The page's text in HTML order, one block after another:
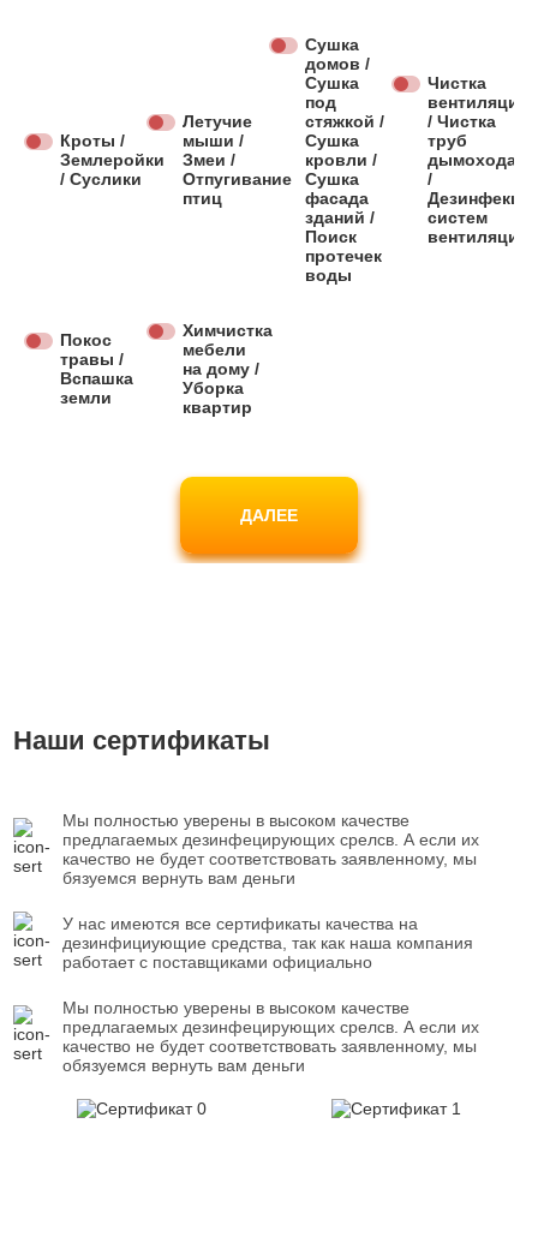
Кроты /
Землеройки
/ Суслики
Летучие
мыши /
Змеи /
Отпугивание
птиц
Сушка
домов /
Сушка
под
стяжкой /
Сушка
кровли /
Сушка
фасада
зданий /
Поиск
протечек
воды
Чистка
вентиляции
/ Чистка
труб
дымохода
/
систем
вентиляции
Покос
травы /
Вспашка
земли
Химчистка
мебели
на дому /
Уборка
квартир
ДАЛЕЕ
Наши сертификаты
Мы полностью уверены в высоком качестве
предлагаемых дезинфецирующих срелсв. А если их
качество не будет соответствовать заявленному, мы
бязуемся вернуть вам деньги
У нас имеются все сертификаты качества на
дезинфициующие средства, так как наша компания
работает с поставщиками официально
Мы полностью уверены в высоком качестве
предлагаемых дезинфецирующих срелсв. А если их
качество не будет соответствовать заявленному, мы
обязуемся вернуть вам деньги